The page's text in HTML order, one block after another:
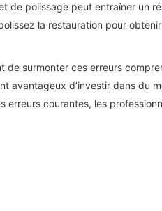
de polissage peut entraîner un
la restauration pour
de surmonter ces erreurs
avantageux d’investir dans du
erreurs courantes, les